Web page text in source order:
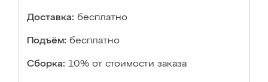
Доставка: бесплатно
Подъём: бесплатно
Сборка: 10% от стоимости заказа